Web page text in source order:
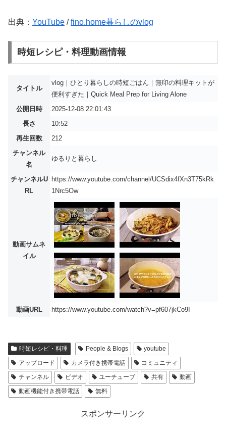
出典： YouTube /fino.home暮らしのvlog
時短レシピ・料理動画情報
タイトル
vlog｜ひとり暮らしの時短ごはん｜無印の料理キットが
便利すぎた｜Quick Meal Prep for Living Alone
公開日時
2025-12-08 22:01:43
長さ
10:52
再生回数
212
チャンネル
名
ゆるりと暮らし
チャンネルU
RL
https://www.youtube.com/channel/UCSdix4fXn3T75kRk
1Nrc5Ow
動画サムネ
イル
動画URL https://www.youtube.com/watch?v=pf607jkCo9I
時短レシピ・料理 People & Blogs
youtube
アップロード
カメラ付き携帯電話
コミュニティ
チャンネル
ビデオ ユーチューブ 共有
動画
動画機能付き携帯電話
無料
スポンサーリンク